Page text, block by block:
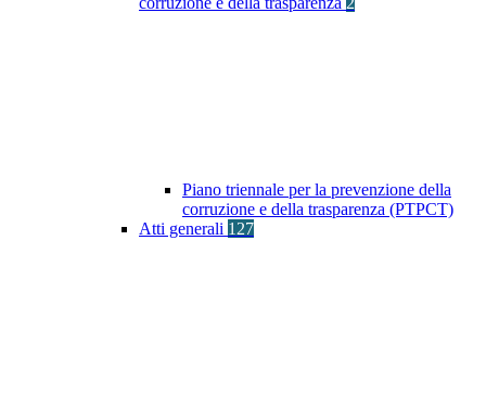
Piano triennale per la prevenzione della
corruzione e della trasparenza (PTPCT)
Atti generali 127